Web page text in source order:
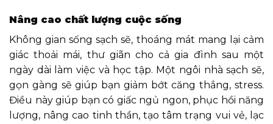
Nâng cao chất lượng cuộc sống
Không gian sống sạch sẽ, thoáng mát mang lại cảm
giác thoải mái, thư giãn cho cả gia đình sau một
ngày dài làm việc và học tập. Một ngôi nhà sạch sẽ,
gọn gàng sẽ giúp bạn giảm bớt căng thẳng, stress.
Điều này giúp bạn có giấc ngủ ngon, phục hồi năng
lượng, nâng cao tinh thần, tạo tâm trạng vui vẻ, lạc